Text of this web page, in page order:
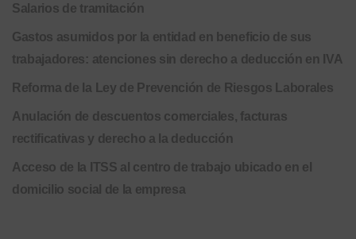
Salarios de tramitación
Gastos asumidos por la entidad en beneficio de sus
trabajadores: atenciones sin derecho a deducción en IVA
Reforma de la Ley de Prevención de Riesgos Laborales
Anulación de descuentos comerciales, facturas
rectificativas y derecho a la deducción
Acceso de la ITSS al centro de trabajo ubicado en el
domicilio social de la empresa